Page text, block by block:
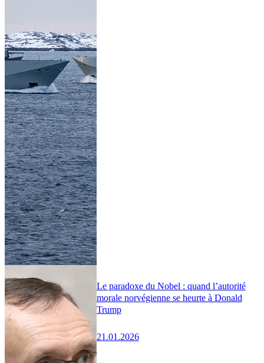
Le paradoxe du Nobel : quand l’autorité
morale norvégienne se heurte à Donald
Trump
21.01.2026